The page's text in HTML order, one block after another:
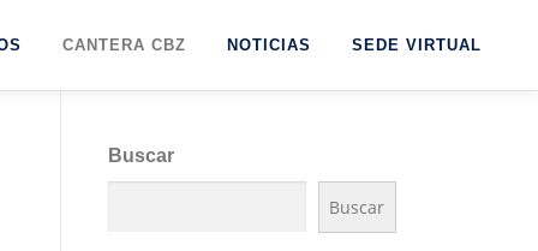
CANTERA CBZ NOTICIAS SEDE VIRTUAL
Buscar
Buscar